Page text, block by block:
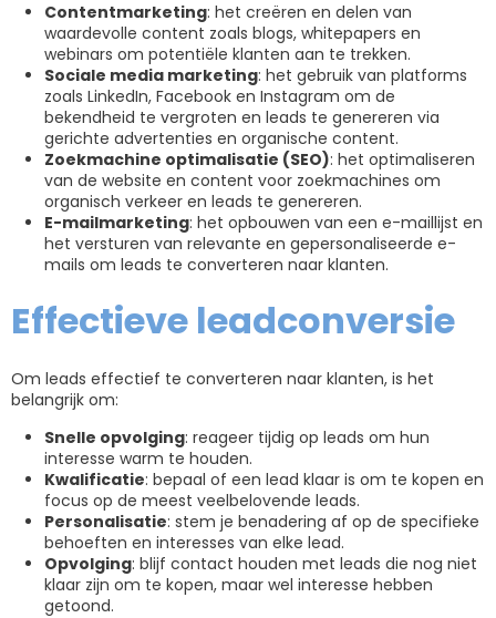
Contentmarketing: het creëren en delen van
waardevolle content zoals blogs, whitepapers en
webinars om potentiële klanten aan te trekken.
Sociale media marketing: het gebruik van platforms
zoals LinkedIn, Facebook en Instagram om de
bekendheid te vergroten en leads te genereren via
gerichte advertenties en organische content.
Zoekmachine optimalisatie (SEO): het optimaliseren
van de website en content voor zoekmachines om
organisch verkeer en leads te genereren.
E-mailmarketing: het opbouwen van een e-maillijst en
het versturen van relevante en gepersonaliseerde e-
mails om leads te converteren naar klanten.
Effectieve leadconversie
Om leads effectief te converteren naar klanten, is het
belangrijk om:
Snelle opvolging: reageer tijdig op leads om hun
interesse warm te houden.
Kwalificatie: bepaal of een lead klaar is om te kopen en
focus op de meest veelbelovende leads.
Personalisatie: stem je benadering af op de specifieke
behoeften en interesses van elke lead.
Opvolging: blijf contact houden met leads die nog niet
klaar zijn om te kopen, maar wel interesse hebben
getoond.